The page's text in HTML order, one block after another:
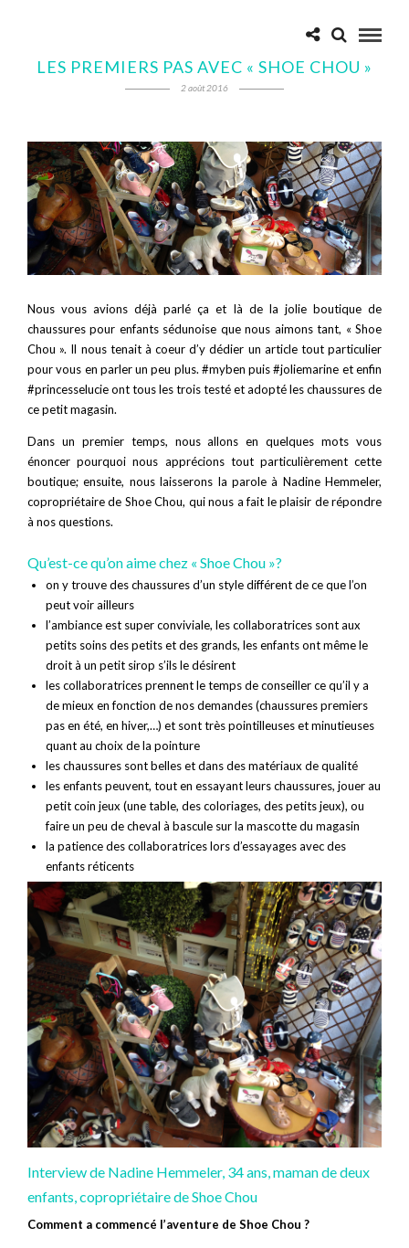
LES PREMIERS PAS AVEC « SHOE CHOU »
2 août 2016
Nous vous avions déjà parlé ça et là de la jolie boutique de
chaussures pour enfants sédunoise que nous aimons tant, « Shoe
Chou ». Il nous tenait à coeur d’y dédier un article tout particulier
pour vous en parler un peu plus. #myben puis #joliemarine et enfin
#princesselucie ont tous les trois testé et adopté les chaussures de
ce petit magasin.
Dans un premier temps, nous allons en quelques mots vous
énoncer pourquoi nous apprécions tout particulièrement cette
boutique; ensuite, nous laisserons la parole à Nadine Hemmeler,
copropriétaire de Shoe Chou, qui nous a fait le plaisir de répondre
à nos questions.
Qu’est-ce qu’on aime chez « Shoe Chou »?
on y trouve des chaussures d’un style différent de ce que l’on
peut voir ailleurs
l’ambiance est super conviviale, les collaboratrices sont aux
petits soins des petits et des grands, les enfants ont même le
droit à un petit sirop s’ils le désirent
les collaboratrices prennent le temps de conseiller ce qu’il y a
de mieux en fonction de nos demandes (chaussures premiers
pas en été, en hiver,…) et sont très pointilleuses et minutieuses
quant au choix de la pointure
les chaussures sont belles et dans des matériaux de qualité
les enfants peuvent, tout en essayant leurs chaussures, jouer au
petit coin jeux (une table, des coloriages, des petits jeux), ou
faire un peu de cheval à bascule sur la mascotte du magasin
la patience des collaboratrices lors d’essayages avec des
enfants réticents
Interview de Nadine Hemmeler, 34 ans, maman de deux
enfants, copropriétaire de Shoe Chou
Comment a commencé l’aventure de Shoe Chou ?